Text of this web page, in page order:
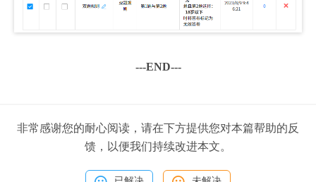
---END---
非常感谢您的耐心阅读，请在下方提供您对本篇帮助的反
馈，以便我们持续改进本文。